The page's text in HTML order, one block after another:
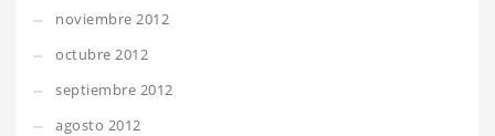
noviembre 2012
octubre 2012
septiembre 2012
agosto 2012